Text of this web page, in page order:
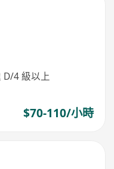
4 級以上
$70-110/小時